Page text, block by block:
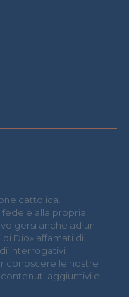
cattolica.
alla propria
anche ad un
Dio» affamati di
interrogativi
conoscere le nostre
aggiuntivi e